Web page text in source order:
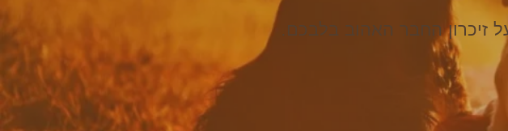
זיכרון החבר האהוב בלבכם.